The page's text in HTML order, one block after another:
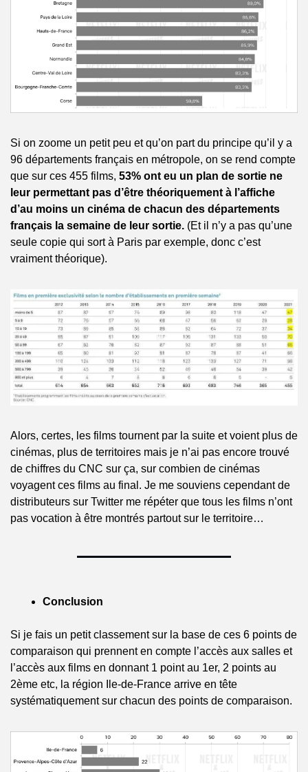
Si on zoome un petit peu et qu’on part du principe qu’il y a
96 départements français en métropole, on se rend compte
que sur ces 455 films, 53% ont eu un plan de sortie ne
leur permettant pas d’être théoriquement à l’affiche
d’au moins un cinéma de chacun des départements
français la semaine de leur sortie. (Et il n’y a pas qu’une
seule copie qui sort à Paris par exemple, donc c’est
vraiment théorique).
Alors, certes, les films tournent par la suite et voient plus de
cinémas, plus de territoires mais je n’ai pas encore trouvé
de chiffres du CNC sur ça, sur combien de cinémas
voyagent ces films au final. Je me souviens cependant de
distributeurs sur Twitter me répéter que tous les films n’ont
pas vocation à être montrés partout sur le territoire…
Conclusion
Si je fais un petit classement sur la base de ces 6 points de
comparaison qui prennent en compte l’accès aux salles et
l’accès aux films en donnant 1 point au 1er, 2 points au
2ème etc, la région Ile-de-France arrive en tête
systématiquement sur chacun des points de comparaison.